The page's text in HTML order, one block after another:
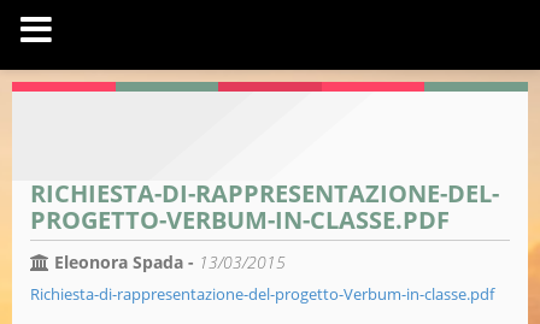
RICHIESTA-DI-RAPPRESENTAZIONE-DEL-
PROGETTO-VERBUM-IN-CLASSE.PDF
Eleonora Spada - 13/03/2015
Richiesta-di-rappresentazione-del-progetto-Verbum-in-classe.pdf